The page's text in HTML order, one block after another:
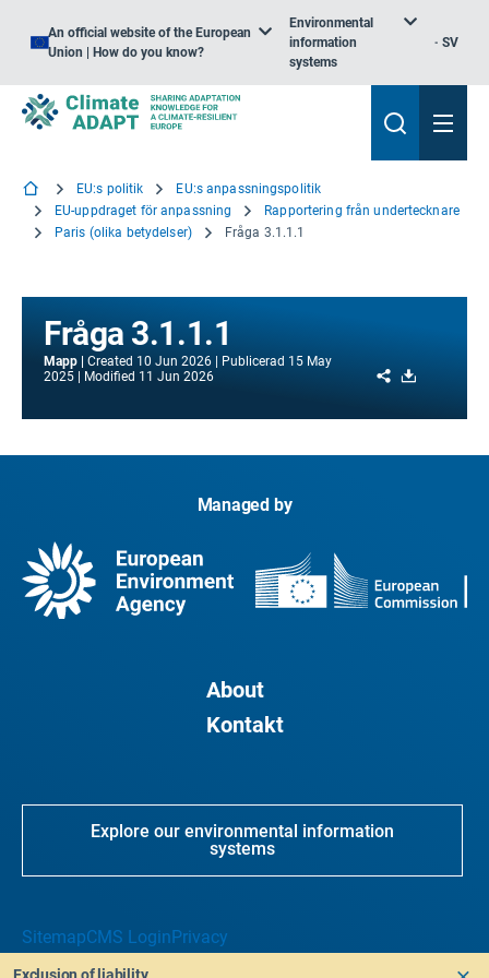
An official website of the European
Union | How do you know?
Environmental
information
systems
SV
EU:s politik
EU:s anpassningspolitik
EU-uppdraget för anpassning
Rapportering från undertecknare
Paris (olika betydelser)
Fråga 3.1.1.1
Fråga 3.1.1.1
Mapp Created 10 Jun 2026 Publicerad 15 May
2025
Modified 11 Jun 2026 Share
Managed by
About
Kontakt
Explore our environmental information
systems
SitemapCMS LoginPrivacy
Exclusion of liability